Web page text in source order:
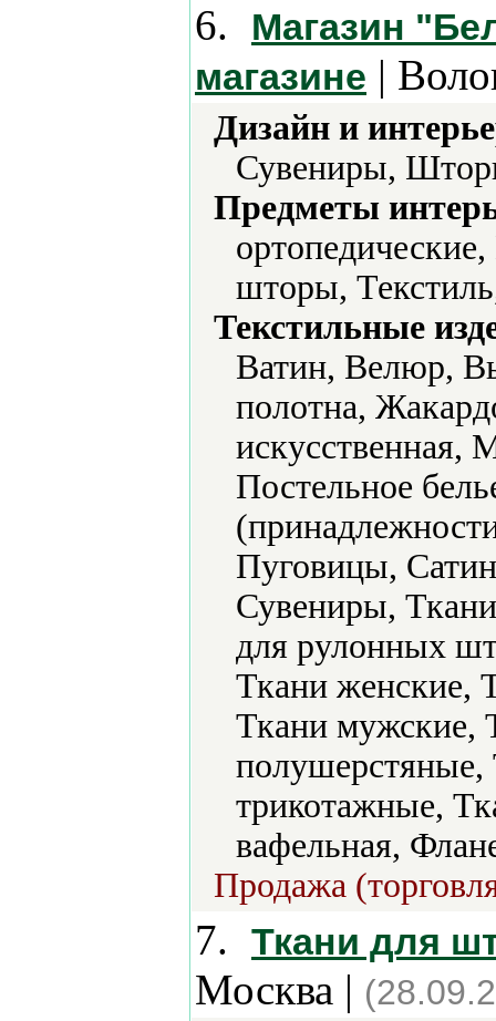
6.
Магазин
магазине |
Дизайн и
Сувениры,
Предметы
шторы,
Текстильные
Ватин, Велюр,
полотна,
искусственная,
Постельное
Пуговицы,
Сувениры,
для рулонных
Ткани женские,
Ткани мужские,
полушерстяные,
трикотажные,
вафельная,
Продажа
7. Ткани для
Москва |